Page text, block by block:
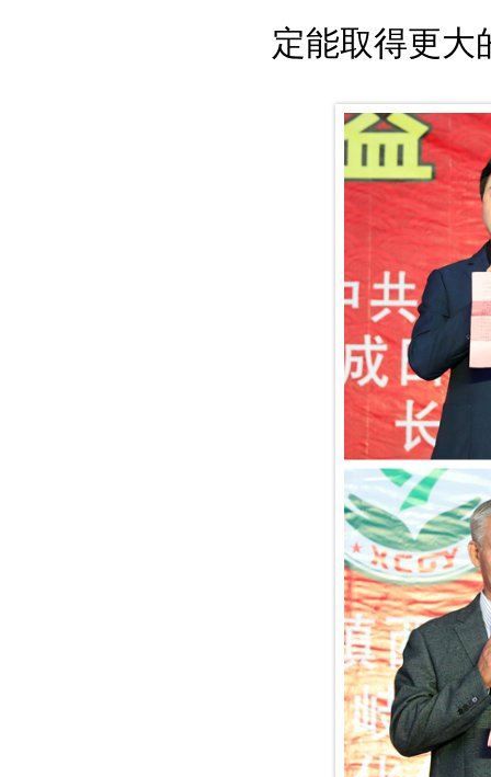
定能取得更大